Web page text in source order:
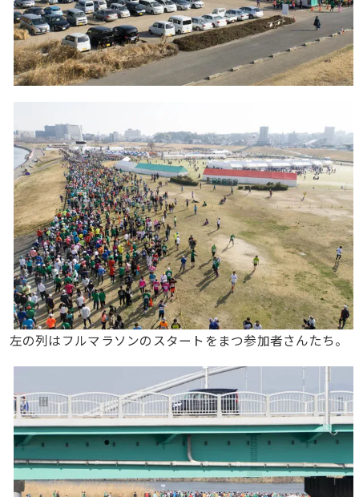
左の列はフルマラソンのスタートをまつ参加者さんたち。